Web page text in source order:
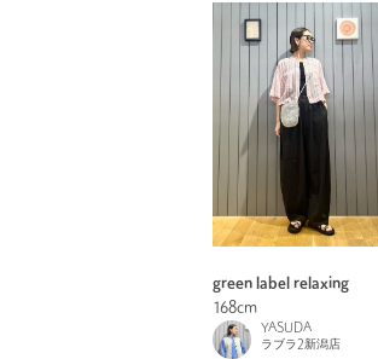
green label relaxing
168cm
YASUDA
ラブラ2新潟店